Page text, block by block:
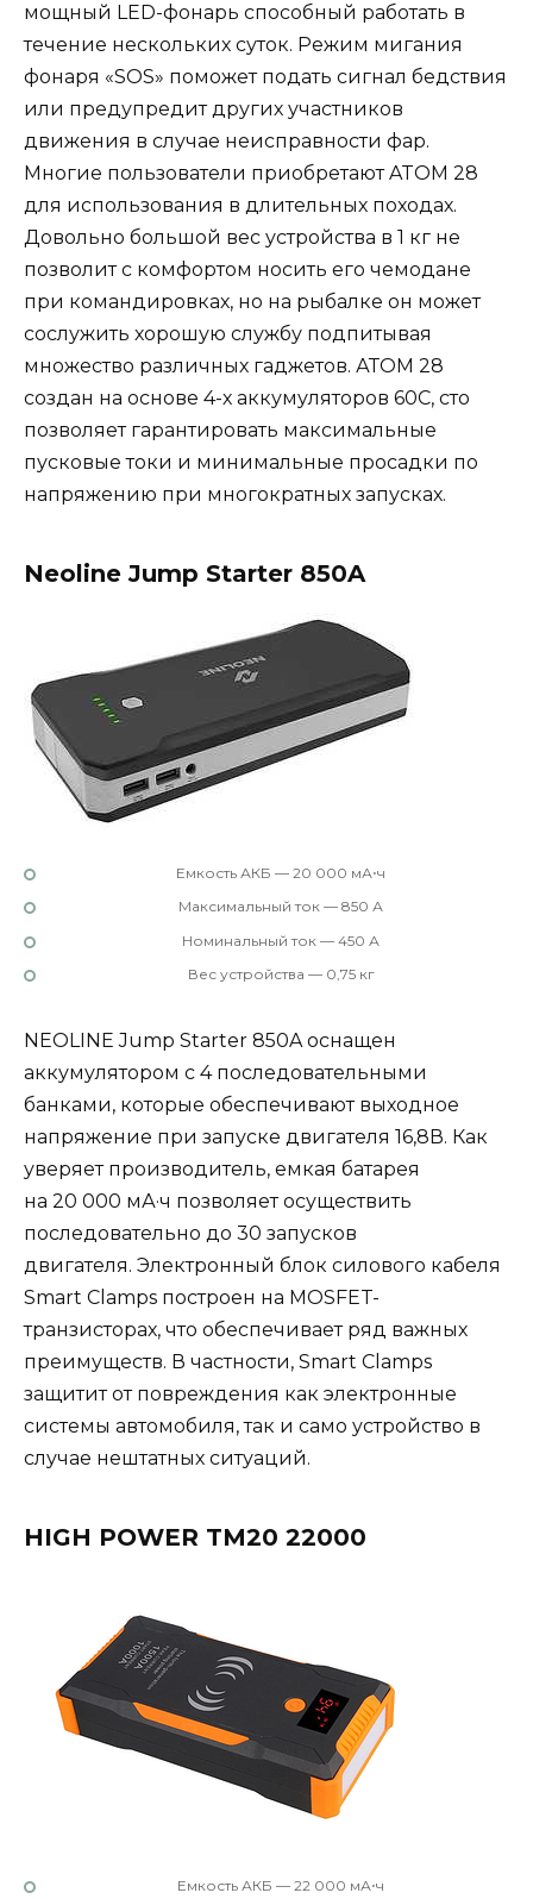
мощный LED-фонарь способный работать в
течение нескольких суток. Режим мигания
фонаря «SOS» поможет подать сигнал бедствия
или предупредит других участников
движения в случае неисправности фар.
Многие пользователи приобретают ATOM 28
для использования в длительных походах.
Довольно большой вес устройства в 1 кг не
позволит с комфортом носить его чемодане
при командировках, но на рыбалке он может
сослужить хорошую службу подпитывая
множество различных гаджетов. АТОМ 28
создан на основе 4-х аккумуляторов 60С, сто
позволяет гарантировать максимальные
пусковые токи и минимальные просадки по
напряжению при многократных запусках.
Neoline Jump Starter 850A
Емкость АКБ — 20 000 мА⋅ч
Максимальный ток — 850 А
Номинальный ток — 450 А
Вес устройства — 0,75 кг
NEOLINE Jump Starter 850A оснащен
аккумулятором с 4 последовательными
банками, которые обеспечивают выходное
напряжение при запуске двигателя 16,8В. Как
уверяет производитель, емкая батарея
на 20 000 мА·ч позволяет осуществить
последовательно до 30 запусков
двигателя. Электронный блок силового кабеля
Smart Clamps построен на MOSFET-
транзисторах, что обеспечивает ряд важных
преимуществ. В частности, Smart Clamps
защитит от повреждения как электронные
системы автомобиля, так и само устройство в
случае нештатных ситуаций.
HIGH POWER TM20 22000
Емкость АКБ — 22 000 мА⋅ч